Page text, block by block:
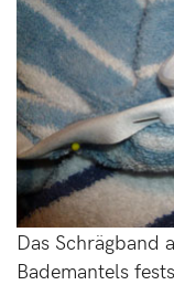
Das Schrägband
Bademantels